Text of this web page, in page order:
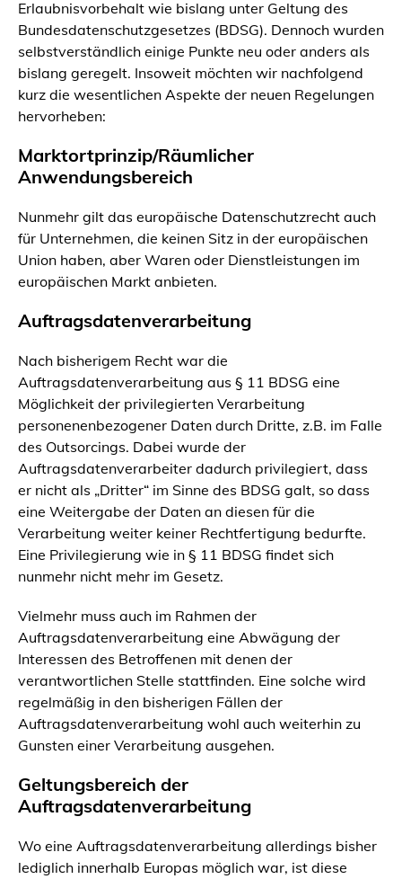
Erlaubnisvorbehalt wie bislang unter Geltung des
Bundesdatenschutzgesetzes (BDSG). Dennoch wurden
selbstverständlich einige Punkte neu oder anders als
bislang geregelt. Insoweit möchten wir nachfolgend
kurz die wesentlichen Aspekte der neuen Regelungen
hervorheben:
Marktortprinzip/Räumlicher
Anwendungsbereich
Nunmehr gilt das europäische Datenschutzrecht auch
für Unternehmen, die keinen Sitz in der europäischen
Union haben, aber Waren oder Dienstleistungen im
europäischen Markt anbieten.
Auftragsdatenverarbeitung
Nach bisherigem Recht war die
Auftragsdatenverarbeitung aus § 11 BDSG eine
Möglichkeit der privilegierten Verarbeitung
personenenbezogener Daten durch Dritte, z.B. im Falle
des Outsorcings. Dabei wurde der
Auftragsdatenverarbeiter dadurch privilegiert, dass
er nicht als „Dritter“ im Sinne des BDSG galt, so dass
eine Weitergabe der Daten an diesen für die
Verarbeitung weiter keiner Rechtfertigung bedurfte.
Eine Privilegierung wie in § 11 BDSG findet sich
nunmehr nicht mehr im Gesetz.
Vielmehr muss auch im Rahmen der
Auftragsdatenverarbeitung eine Abwägung der
Interessen des Betroffenen mit denen der
verantwortlichen Stelle stattfinden. Eine solche wird
regelmäßig in den bisherigen Fällen der
Auftragsdatenverarbeitung wohl auch weiterhin zu
Gunsten einer Verarbeitung ausgehen.
Geltungsbereich der
Auftragsdatenverarbeitung
Wo eine Auftragsdatenverarbeitung allerdings bisher
lediglich innerhalb Europas möglich war, ist diese